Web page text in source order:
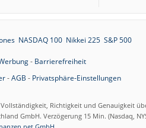
NASDAQ 100 Nikkei 225 S&P 500
- Barrierefreiheit
-AGB - Privatsphäre-Einstellungen
Richtigkeit und Genauigkeit
GmbH. Verzögerung 15 Min. (Nasdaq,